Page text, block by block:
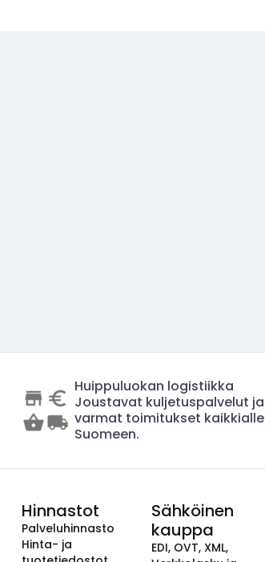
Huippuluokan logistiikka
Joustavat kuljetuspalvelut ja
varmat toimitukset kaikkialle
Suomeen.
Hinnastot
Palveluhinnasto
Hinta- ja
Sähköinen
kauppa
EDI, OVT, XML,